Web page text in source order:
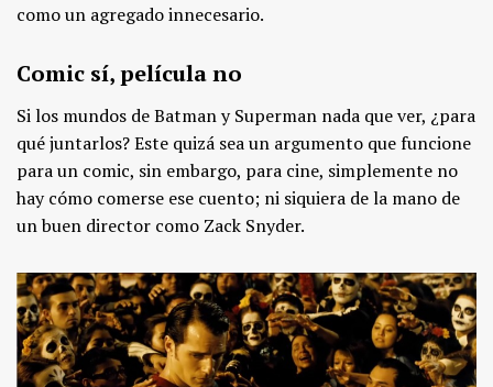
como un agregado innecesario.
Comic sí, película no
Si los mundos de Batman y Superman nada que ver, ¿para
qué juntarlos? Este quizá sea un argumento que funcione
para un comic, sin embargo, para cine, simplemente no
hay cómo comerse ese cuento; ni siquiera de la mano de
un buen director como Zack Snyder.